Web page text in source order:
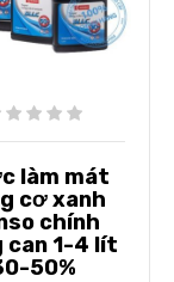
làm mát
cơ xanh
chính
can 1-4 lít
50%